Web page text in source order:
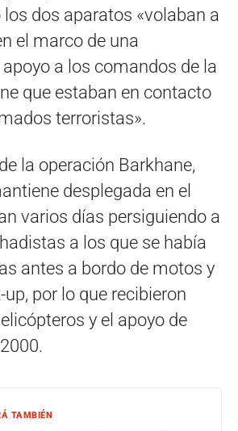
dos aparatos «volaban a
el marco de una
a los comandos de la
que estaban en contacto
terroristas».
la operación Barkhane,
desplegada en el
varios días persiguiendo a
a los que se había
antes a bordo de motos y
por lo que recibieron
y el apoyo de
TAMBIÉN